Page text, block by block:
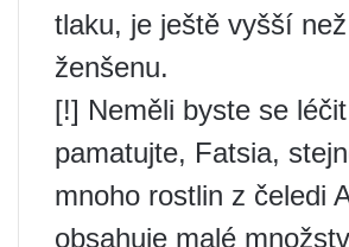
tlaku, je ještě vyšší
ženšenu.
[!] Neměli byste se
pamatujte, Fatsia,
mnoho rostlin z čeledi
obsahuje malé